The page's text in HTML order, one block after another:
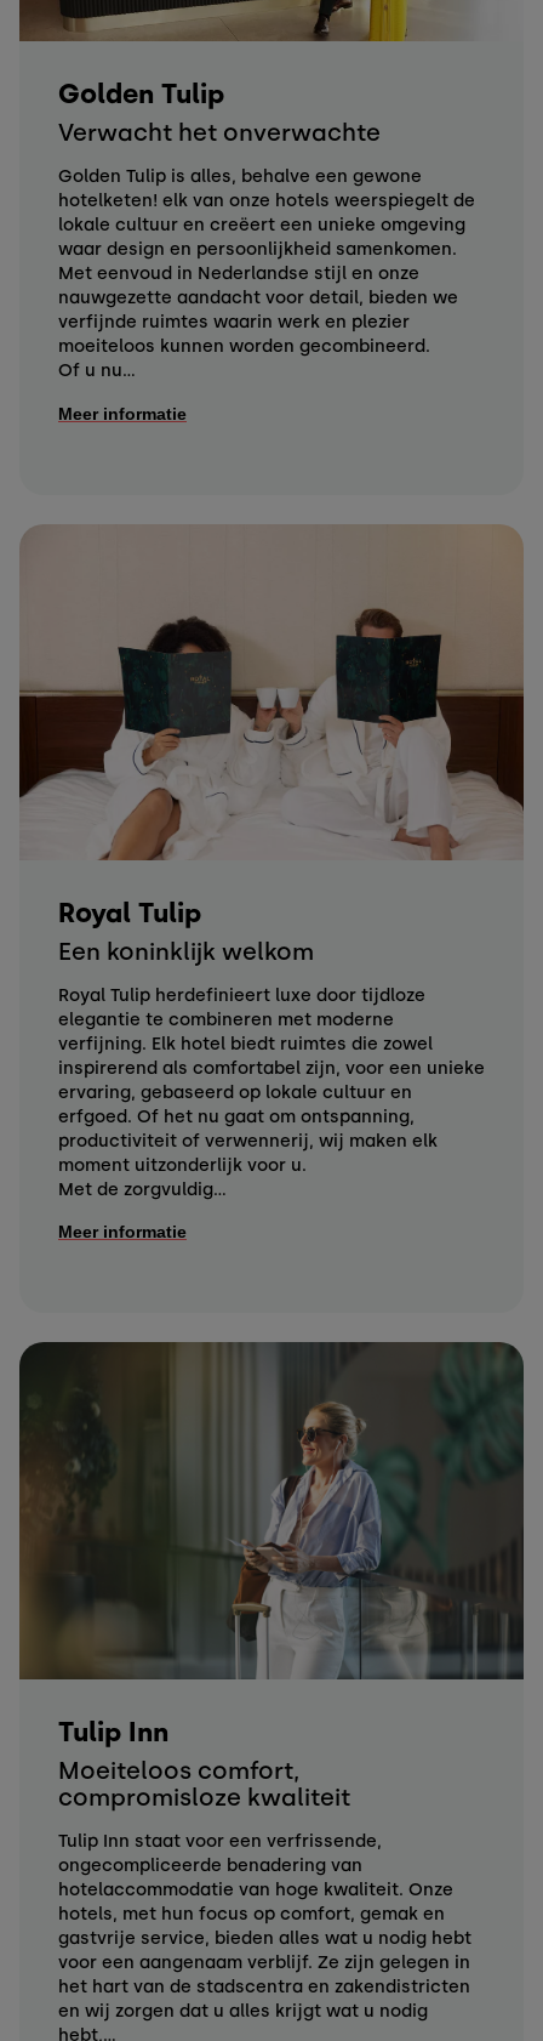
Golden Tulip
Verwacht het onverwachte
Golden Tulip is alles, behalve een gewone
hotelketen! elk van onze hotels weerspiegelt de
lokale cultuur en creëert een unieke omgeving
waar design en persoonlijkheid samenkomen.
Met eenvoud in Nederlandse stijl en onze
nauwgezette aandacht voor detail, bieden we
verfijnde ruimtes waarin werk en plezier
moeiteloos kunnen worden gecombineerd.
Of u nu...
Meer informatie
Royal Tulip
Een koninklijk welkom
Royal Tulip herdefinieert luxe door tijdloze
elegantie te combineren met moderne
verfijning. Elk hotel biedt ruimtes die zowel
inspirerend als comfortabel zijn, voor een unieke
ervaring, gebaseerd op lokale cultuur en
erfgoed. Of het nu gaat om ontspanning,
productiviteit of verwennerij, wij maken elk
moment uitzonderlijk voor u.
Met de zorgvuldig...
Meer informatie
Tulip Inn
Moeiteloos comfort,
compromisloze kwaliteit
Tulip Inn staat voor een verfrissende,
ongecompliceerde benadering van
hotelaccommodatie van hoge kwaliteit. Onze
hotels, met hun focus op comfort, gemak en
gastvrije service, bieden alles wat u nodig hebt
voor een aangenaam verblijf. Ze zijn gelegen in
het hart van de stadscentra en zakendistricten
en wij zorgen dat u alles krijgt wat u nodig
hebt,...